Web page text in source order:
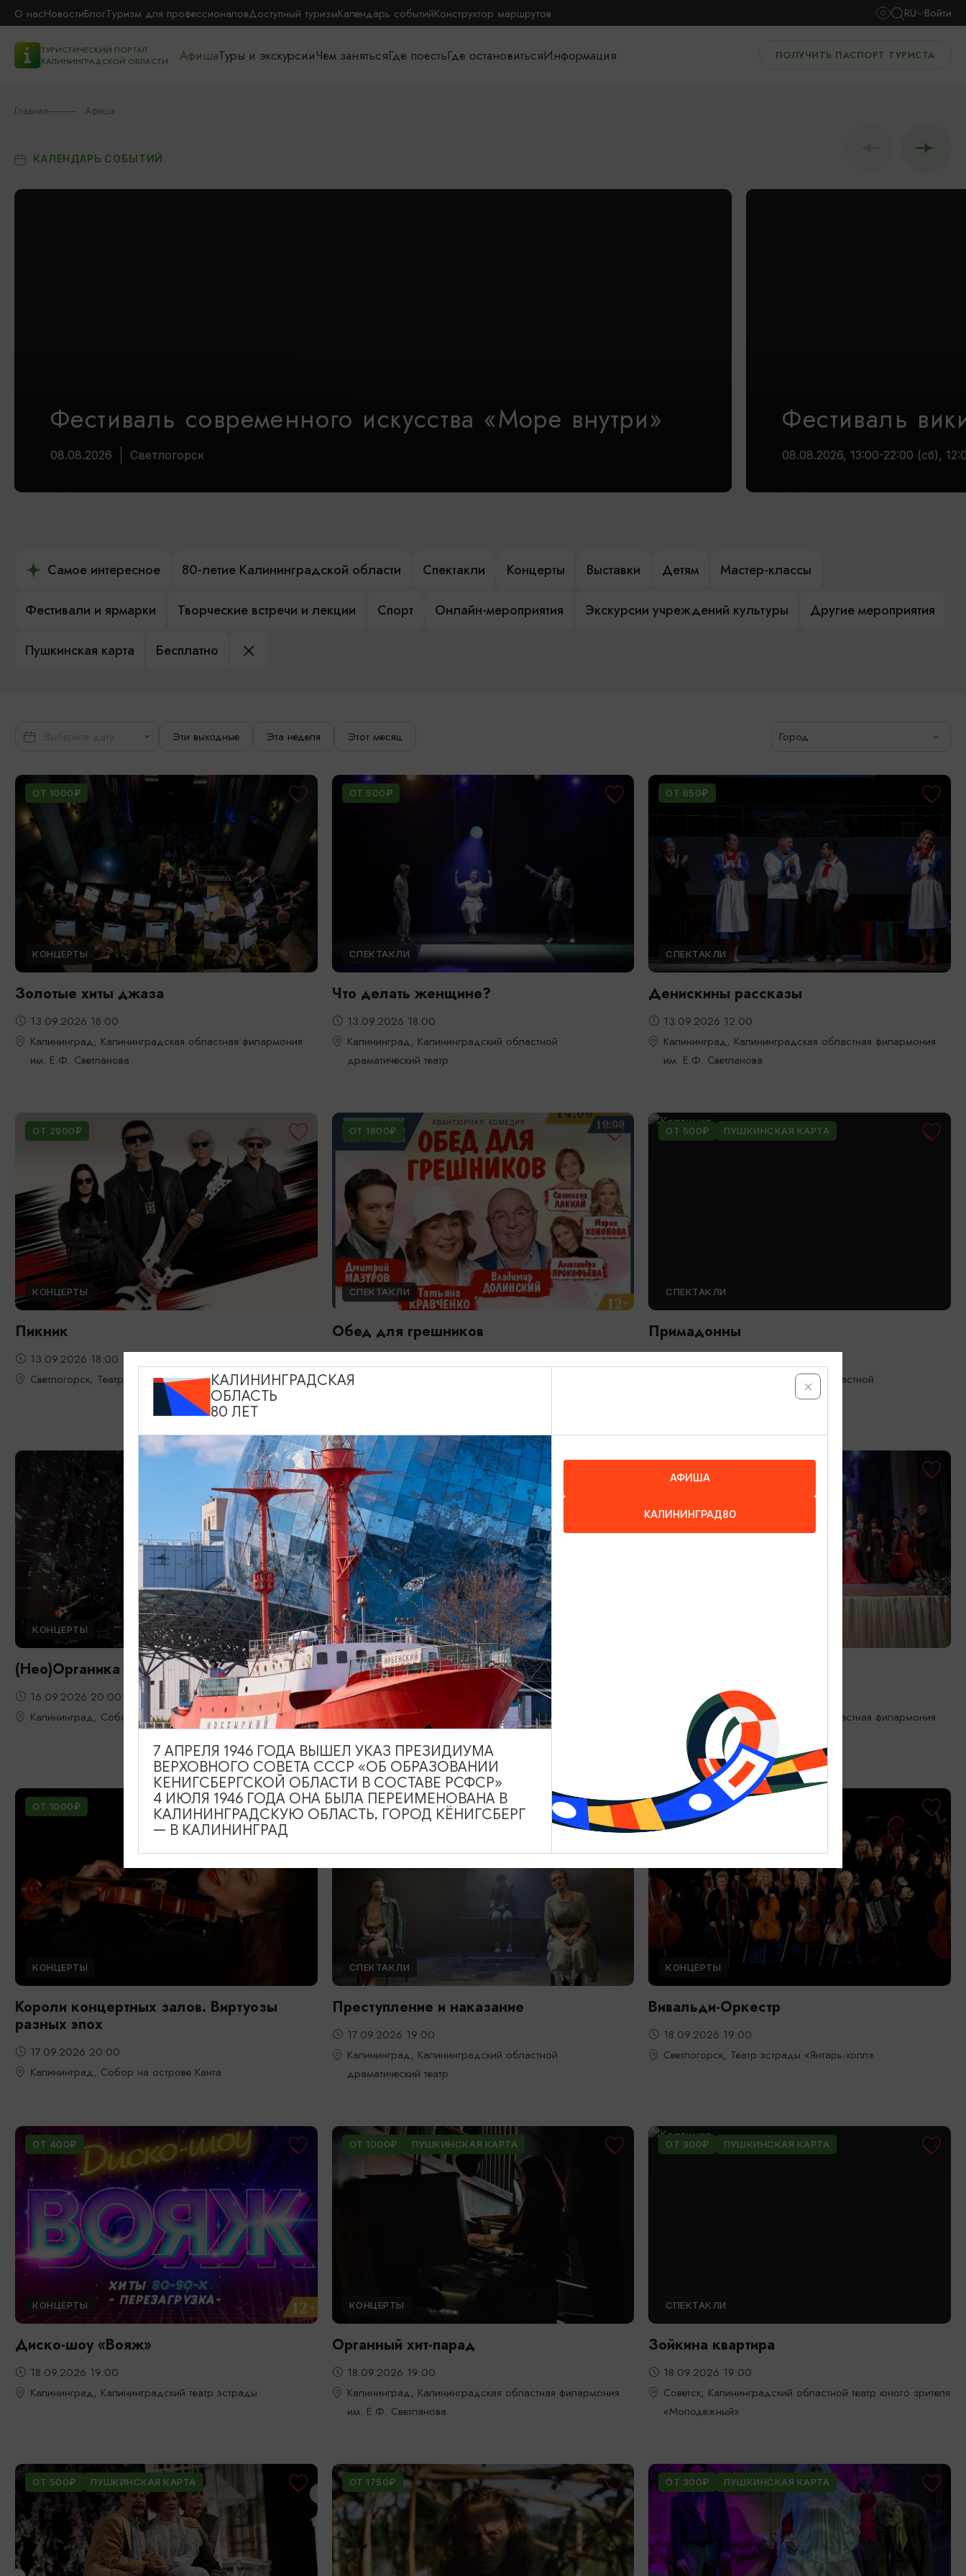
О насНовостиБлогТуризм для профессионаловДоступный туризмКалендарь событийКонструктор маршрутов RU Войти
ТУРИСТИЧЕСКИЙ ПОРТАЛ
КАЛИНИНГРАДСКОЙ ОБЛАСТИ
АфишаТуры и экскурсииЧем занятьсяГде поестьГде остановитьсяИнформация ПОЛУЧИТЬ ПАСПОРТ ТУРИСТА
Главная Афиша
КАЛЕНДАРЬ СОБЫТИЙ
Фестиваль современного искусства «Море внутри»
08.08.2026 Светлогорск
Фестиваль
08.08.2026, 13:00-22:00 (сб),
Самое интересное 80-летие Калининградской области Спектакли Концерты Выставки Детям Мастер-классы
Фестивали и ярмарки Творческие встречи и лекции Спорт Онлайн-мероприятия Экскурсии учреждений культуры Другие мероприятия
Пушкинская карта Бесплатно
Эти выходные Эта неделя Этот месяц Город
ОТ 1000₽
КОНЦЕРТЫ
Золотые хиты джаза
13.09.2026 18:00
Калининград, Калининградская областная филармония
им. Е.Ф. Светланова
ОТ 500₽
СПЕКТАКЛИ
Что делать женщине?
13.09.2026 18:00
Калининград, Калининградский областной
драматический театр
ОТ 650₽
СПЕКТАКЛИ
Денискины рассказы
13.09.2026 12:00
Калининград, Калининградская областная филармония
им. Е.Ф. Светланова
ОТ 2900₽
КОНЦЕРТЫ
Пикник
13.09.2026 18:00
Светлогорск, Театр эстрады «Янтарь-холл»
ОТ 1800₽
СПЕКТАКЛИ
Обед для грешников
Калининград, Калининградский театр эстрады
ОТ 500₽ ПУШКИНСКАЯ КАРТА
СПЕКТАКЛИ
Примадонны
Калининград, Калининградский областной
КОНЦЕРТЫ
(Нео)Органика 3.0
16.09.2026 20:00
Калининград, Собор на острове Канта
ОТ 500₽ ПУШКИНСКАЯ КАРТА
СПЕКТАКЛИ
Пижама на шестерых
16.09.2026 19:00
Калининград, Калининградский областной
17.09.2026 19:00
Калининград, Калининградская областная филармония
им. Е.Ф. Светланова
ОТ 1000₽
КОНЦЕРТЫ
Короли концертных залов. Виртуозы
разных эпох
17.09.2026 20:00
Калининград, Собор на острове Канта
ОТ 800₽
СПЕКТАКЛИ
Преступление и наказание
17.09.2026 19:00
Калининград, Калининградский областной
драматический театр
ОТ 1000₽
КОНЦЕРТЫ
Вивальди-Оркестр
18.09.2026 19:00
Светлогорск, Театр эстрады «Янтарь-холл»
ОТ 400₽
КОНЦЕРТЫ
Диско-шоу «Вояж»
18.09.2026 19:00
Калининград, Калининградский театр эстрады
ОТ 1000₽ ПУШКИНСКАЯ КАРТА
КОНЦЕРТЫ
Органный хит-парад
18.09.2026 19:00
Калининград, Калининградская областная филармония
им. Е.Ф. Светланова
ОТ 300₽ ПУШКИНСКАЯ КАРТА
СПЕКТАКЛИ
Зойкина квартира
18.09.2026 19:00
Советск, Калининградский областной театр юного зрителя
«Молодежный»
ОТ 500₽ ПУШКИНСКАЯ КАРТА ОТ 1750₽ ОТ 300₽ ПУШКИНСКАЯ КАРТА
КАЛИНИНГРАДСКАЯ
ОБЛАСТЬ
80 ЛЕТ
АФИША
КАЛИНИНГРАД80
7 АПРЕЛЯ 1946 ГОДА ВЫШЕЛ УКАЗ ПРЕЗИДИУМА
ВЕРХОВНОГО СОВЕТА СССР «ОБ ОБРАЗОВАНИИ
КЕНИГСБЕРГСКОЙ ОБЛАСТИ В СОСТАВЕ РСФСР»
4 ИЮЛЯ 1946 ГОДА ОНА БЫЛА ПЕРЕИМЕНОВАНА В
КАЛИНИНГРАДСКУЮ ОБЛАСТЬ, ГОРОД КЁНИГСБЕРГ
— В КАЛИНИНГРАД